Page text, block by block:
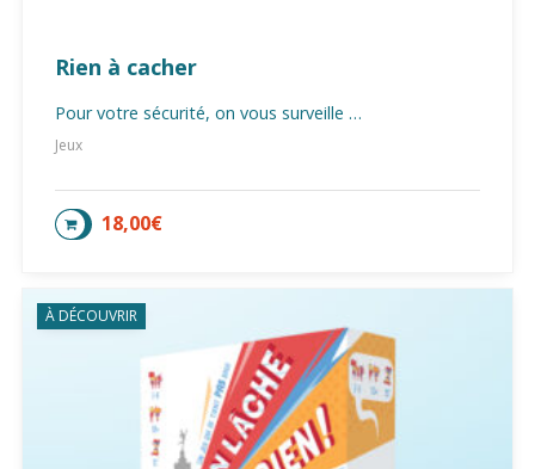
Rien à cacher
Pour votre sécurité, on vous surveille …
Jeux
18,00€
AJOUTER AU PANIER
À DÉCOUVRIR